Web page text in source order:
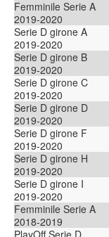
Femminile Serie A
2019-2020
Serie D girone A
2019-2020
Serie D girone B
2019-2020
Serie D girone C
2019-2020
Serie D girone D
2019-2020
Serie D girone F
2019-2020
Serie D girone H
2019-2020
Serie D girone I
2019-2020
Femminile Serie A
2018-2019
PlayOff Serie D